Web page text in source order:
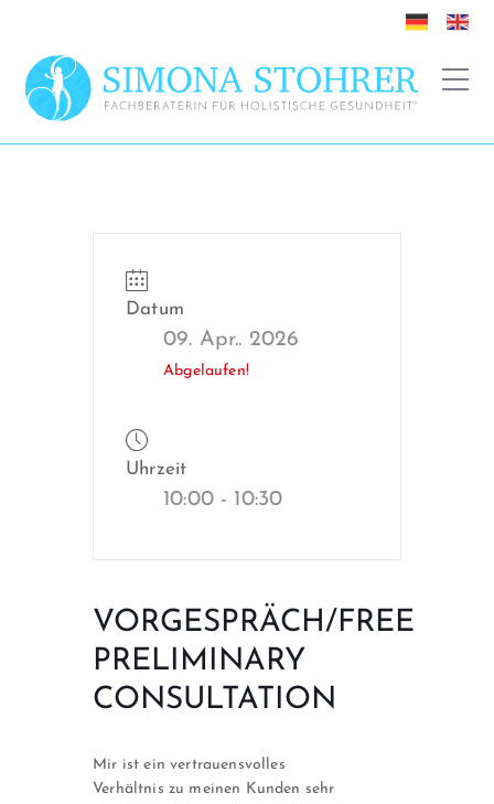
Datum
09. Apr.. 2026
Abgelaufen!
Uhrzeit
10:00 - 10:30
VORGESPRÄCH/FREE
PRELIMINARY
CONSULTATION
Mir ist ein vertrauensvolles
Verhältnis zu meinen Kunden sehr